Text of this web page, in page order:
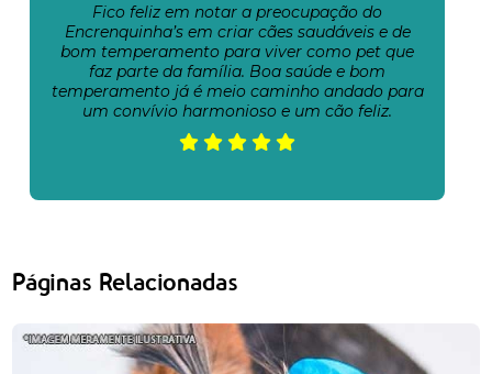
Fico feliz em notar a preocupação do
Encrenquinha’s em criar cães saudáveis e de
bom temperamento para viver como pet que
faz parte da família. Boa saúde e bom
temperamento já é meio caminho andado para
um convívio harmonioso e um cão feliz.
Páginas Relacionadas